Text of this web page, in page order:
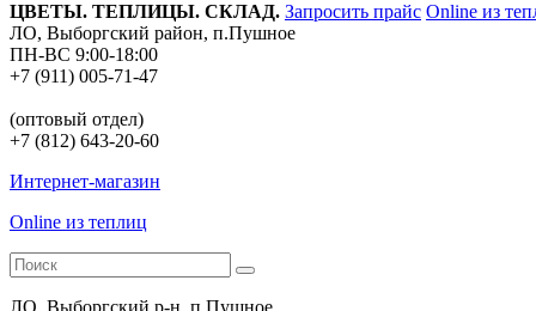
ЦВЕТЫ. ТЕПЛИЦЫ. СКЛАД. Запросить прайс Online из
ЛО, Выборгский район, п.Пушное
ПН-ВС 9:00-18:00
+7 (911) 005-71-47
(оптовый отдел)
+7 (812) 643-20-60
Интернет-магазин
Online из теплиц
ЛО, Выборгский р-н, п.Пушное